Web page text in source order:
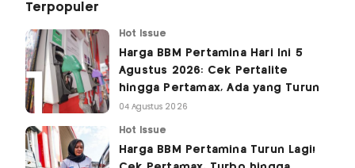
Terpopuler
Hot Issue
Harga BBM Pertamina Hari Ini 5
Agustus 2026: Cek Pertalite
hingga Pertamax, Ada yang Turun
04 Agustus 2026
Hot Issue
Harga BBM Pertamina Turun Lagi!